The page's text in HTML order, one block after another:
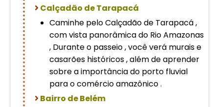
Calçadão de Tarapacá
Caminhe pelo Calçadão de Tarapacá ,
com vista panorâmica do Rio Amazonas
, Durante o passeio , você verá murais e
casarões históricos , além de aprender
sobre a importância do porto fluvial
para o comércio amazônico .
Bairro de Belém